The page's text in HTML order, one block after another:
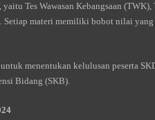
Tes Wawasan Kebangsaan (TWK),
Setiap materi memiliki bobot nilai
menentukan kelulusan peserta
Bidang (SKB).